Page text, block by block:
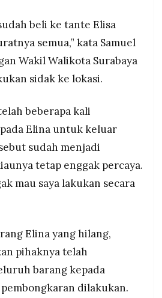
beli ke tante Elisa
semua,” kata Samuel
Wakil Walikota Surabaya
sidak ke lokasi.
beberapa kali
Elina untuk keluar
sudah menjadi
tetap enggak percaya.
mau saya lakukan secara
Elina yang hilang,
pihaknya telah
barang kepada
dilakukan.